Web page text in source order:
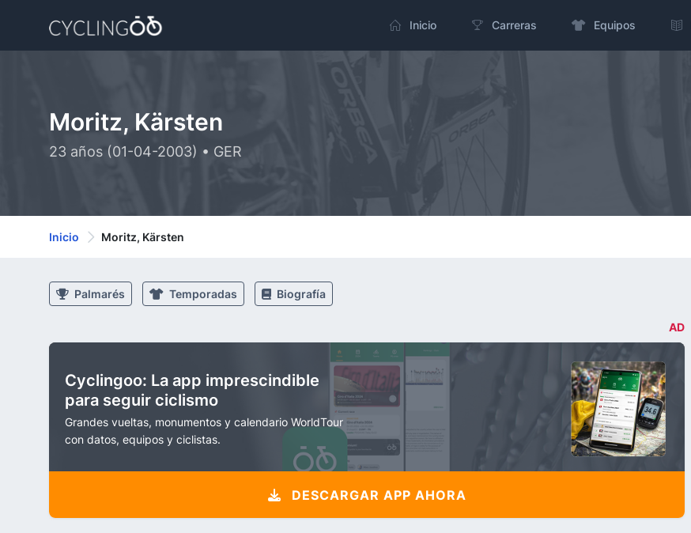
Inicio Carreras Equipos
Moritz, Kärsten
23 años (01-04-2003) • GER
Inicio Moritz, Kärsten
Palmarés Temporadas Biografía
AD
Cyclingoo: La app imprescindible
para seguir ciclismo
Grandes vueltas, monumentos y calendario WorldTour
con datos, equipos y ciclistas.
DESCARGAR APP AHORA